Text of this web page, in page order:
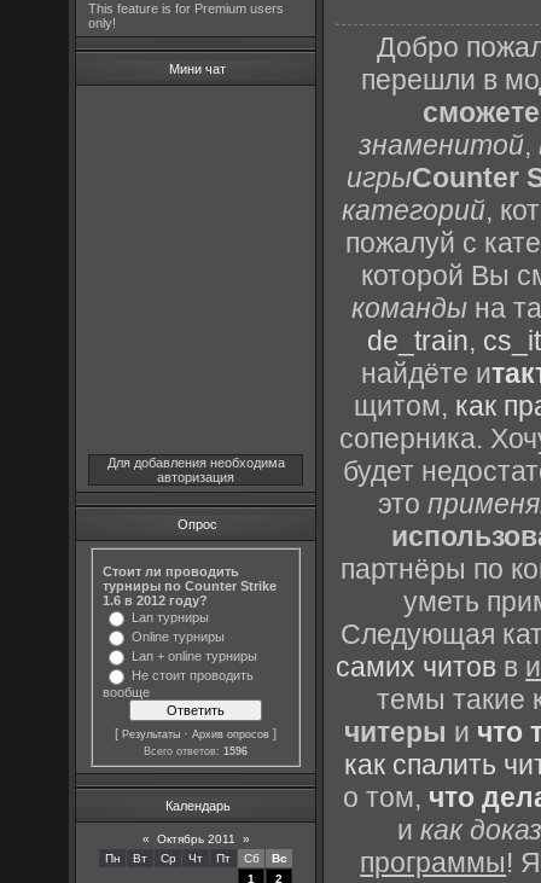
This feature is for Premium users
only!
Мини чат
Для добавления необходима
авторизация
Опрос
Стоит ли проводить
турниры по Counter Strike
1.6 в 2012 году?
Lan турниры
Online турниры
Lan + online турниры
Не стоит проводить
вообще
[Результаты ·Архив опросов ]
Всего ответов:1596
Календарь
« Октябрь 2011
»
Пн
Вт Ср Чт Пт Сб
Вс
1
2
Добро
перешли в
знаменитой,
игрыCounter
категорий,
пожалуй с
которой Вы
команды на
de_train,
найдёте и
щитом, как
соперника.
будет
это
партнёры по
уметь
Следующая
самих читов в
темы такие
читеры и что
как спалить
о том, что
икак
программы!